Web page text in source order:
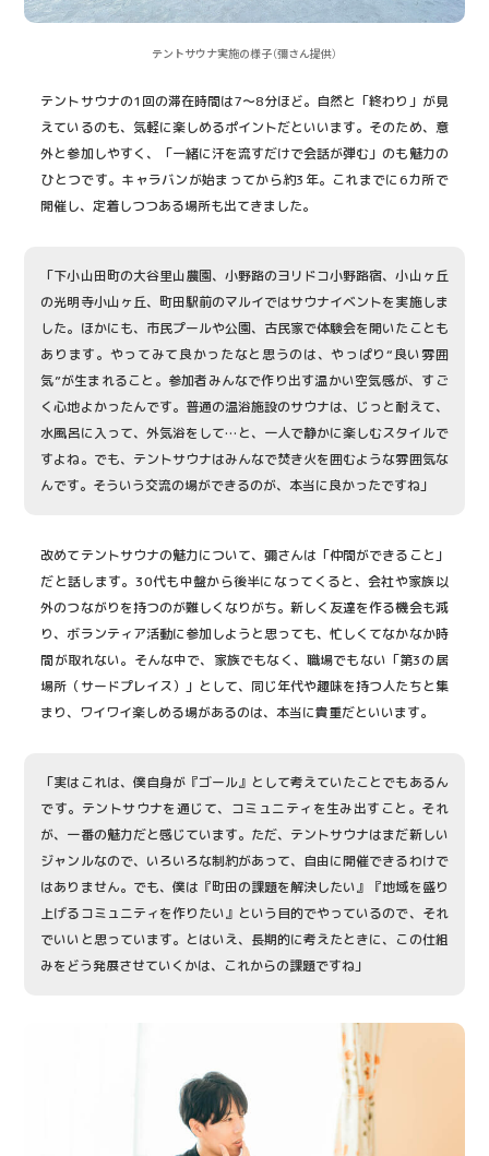
テントサウナ実施の様子（彌さん提供）
テントサウナの1回の滞在時間は7〜8分ほど。自然と「終わり」が見
えているのも、気軽に楽しめるポイントだといいます。そのため、意
外と参加しやすく、「一緒に汗を流すだけで会話が弾む」のも魅力の
ひとつです。キャラバンが始まってから約3年。これまでに6カ所で
開催し、定着しつつある場所も出てきました。
「下小山田町の大谷里山農園、小野路のヨリドコ小野路宿、小山ヶ丘
の光明寺小山ヶ丘、町田駅前のマルイではサウナイベントを実施しま
した。ほかにも、市民プールや公園、古民家で体験会を開いたことも
あります。やってみて良かったなと思うのは、やっぱり“良い雰囲
気”が生まれること。参加者みんなで作り出す温かい空気感が、すご
く心地よかったんです。普通の温浴施設のサウナは、じっと耐えて、
水風呂に入って、外気浴をして…と、一人で静かに楽しむスタイルで
すよね。でも、テントサウナはみんなで焚き火を囲むような雰囲気な
んです。そういう交流の場ができるのが、本当に良かったですね」
改めてテントサウナの魅力について、彌さんは「仲間ができること」
だと話します。30代も中盤から後半になってくると、会社や家族以
外のつながりを持つのが難しくなりがち。新しく友達を作る機会も減
り、ボランティア活動に参加しようと思っても、忙しくてなかなか時
間が取れない。そんな中で、家族でもなく、職場でもない「第3の居
場所（サードプレイス）」として、同じ年代や趣味を持つ人たちと集
まり、ワイワイ楽しめる場があるのは、本当に貴重だといいます。
「実はこれは、僕自身が『ゴール』として考えていたことでもあるん
です。テントサウナを通じて、コミュニティを生み出すこと。それ
が、一番の魅力だと感じています。ただ、テントサウナはまだ新しい
ジャンルなので、いろいろな制約があって、自由に開催できるわけで
はありません。でも、僕は『町田の課題を解決したい』『地域を盛り
上げるコミュニティを作りたい』という目的でやっているので、それ
でいいと思っています。とはいえ、長期的に考えたときに、この仕組
みをどう発展させていくかは、これからの課題ですね」